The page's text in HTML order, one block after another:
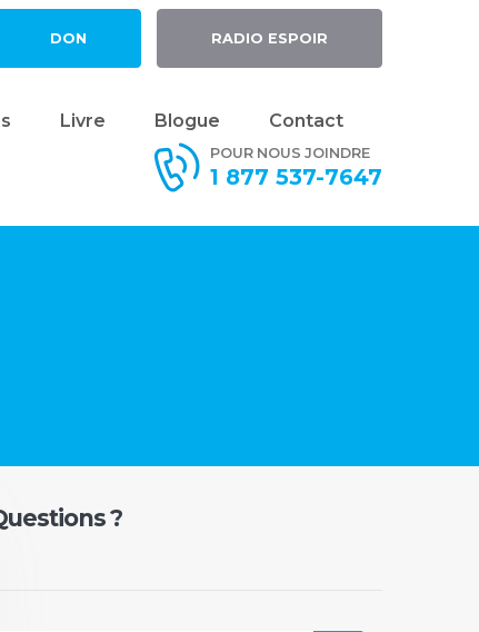
DON RADIO ESPOIR
Livre Blogue Contact
POUR NOUS JOINDRE
1 877 537-7647
?